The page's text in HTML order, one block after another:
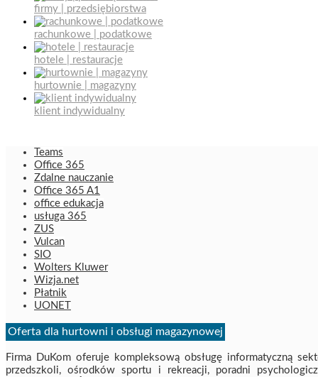
firmy | przedsiębiorstwa
rachunkowe | podatkowe
hotele | restauracje
hurtownie | magazyny
klient indywidualny
Teams
Office 365
Zdalne nauczanie
Office 365 A1
office edukacja
usługa 365
ZUS
Vulcan
SIO
Wolters Kluwer
Wizja.net
Płatnik
UONET
Oferta dla hurtowni i obsługi magazynowej
Firma DuKom oferuje kompleksową obsługę informatyczną
przedszkoli, ośrodków sportu i rekreacji, poradni